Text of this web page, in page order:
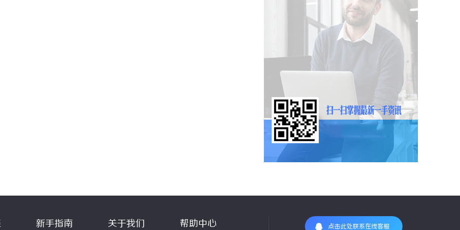
新手指南 关于我们 帮助中心 点击此处联系在线客服